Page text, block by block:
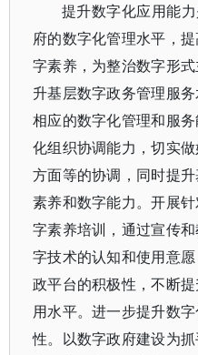
提升数字化应用能
府的数字化管理水平，
字素养，为整治数字形
升基层数字政务管理服
相应的数字化管理和服
化组织协调能力，切实
方面等的协调，同时提
素养和数字能力。开展
字素养培训，通过宣传
字技术的认知和使用意
政平台的积极性，不断
用水平。进一步提升数
性。以数字政府建设为